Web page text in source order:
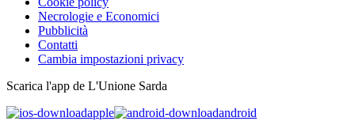
Necrologie e Economici
Pubblicità
Contatti
Cambia impostazioni privacy
Scarica l'app de L'Unione Sarda
apple
android